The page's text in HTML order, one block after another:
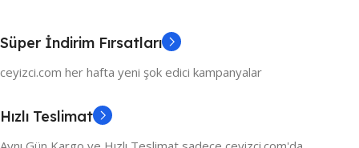
Süper İndirim Fırsatları
ceyizci.com her hafta yeni şok edici kampanyalar
Hızlı Teslimat